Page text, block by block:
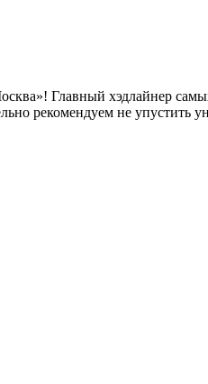
Главный хэдлайнер
рекомендуем не